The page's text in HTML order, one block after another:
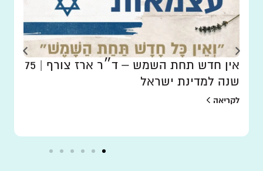
אין חדש תחת השמש – ד״ר ארז צורף | 75
שנה למדינת ישראל
לקריאה